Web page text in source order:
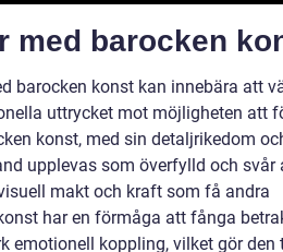
med barocken
barocken konst kan innebära att
uttrycket mot möjligheten att
konst, med sin detaljrikedom
upplevas som överfylld och svår
makt och kraft som få andra
har en förmåga att fånga
emotionell koppling, vilket gör den